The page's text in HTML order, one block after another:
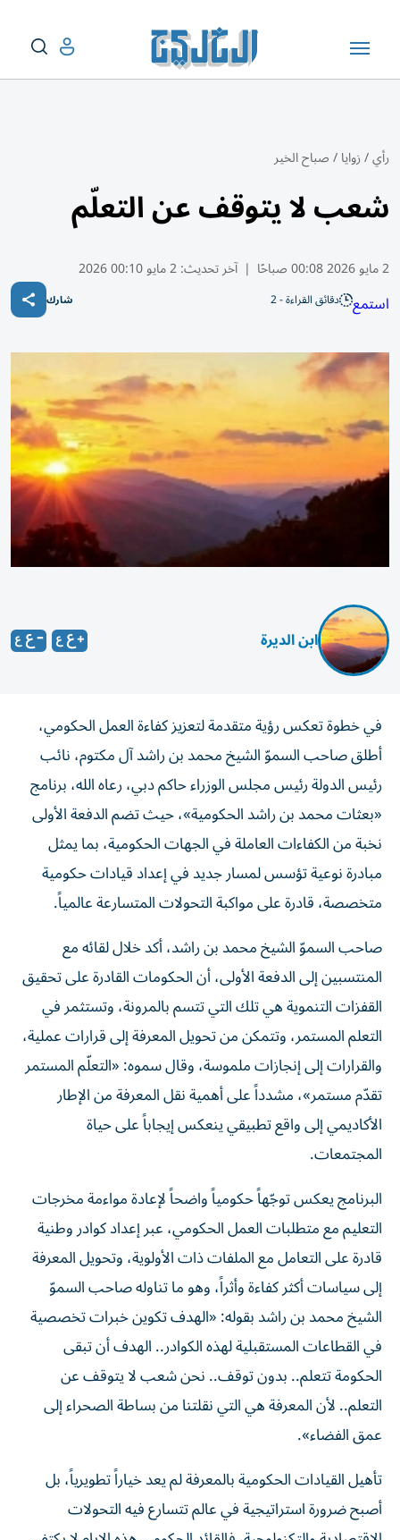
رأي/زوايا/صباح الخير
شعب لا يتوقف عن التعلّم
2 مايو 2026 00:08 صباحًا | آخر تحديث:2 مايو 00:10 2026
استمع دقائق القراءة - 2 شارك
ابن الديرة
في خطوة تعكس رؤية متقدمة لتعزيز كفاءة العمل الحكومي،
أطلق صاحب السموّ الشيخ محمد بن راشد آل مكتوم، نائب
رئيس الدولة رئيس مجلس الوزراء حاكم دبي، رعاه الله، برنامج
«بعثات محمد بن راشد الحكومية»، حيث تضم الدفعة الأولى
نخبة من الكفاءات العاملة في الجهات الحكومية، بما يمثل
مبادرة نوعية تؤسس لمسار جديد في إعداد قيادات حكومية
متخصصة، قادرة على مواكبة التحولات المتسارعة عالمياً.
صاحب السموّ الشيخ محمد بن راشد، أكد خلال لقائه مع
المنتسبين إلى الدفعة الأولى، أن الحكومات القادرة على تحقيق
القفزات التنموية هي تلك التي تتسم بالمرونة، وتستثمر في
التعلم المستمر، وتتمكن من تحويل المعرفة إلى قرارات عملية،
والقرارات إلى إنجازات ملموسة، وقال سموه: «التعلّم المستمر
تقدّم مستمر»، مشدداً على أهمية نقل المعرفة من الإطار
الأكاديمي إلى واقع تطبيقي ينعكس إيجاباً على حياة
المجتمعات.
البرنامج يعكس توجّهاً حكومياً واضحاً لإعادة مواءمة مخرجات
التعليم مع متطلبات العمل الحكومي، عبر إعداد كوادر وطنية
قادرة على التعامل مع الملفات ذات الأولوية، وتحويل المعرفة
إلى سياسات أكثر كفاءة وأثراً، وهو ما تناوله صاحب السموّ
الشيخ محمد بن راشد بقوله: «الهدف تكوين خبرات تخصصية
في القطاعات المستقبلية لهذه الكوادر.. الهدف أن تبقى
الحكومة تتعلم.. بدون توقف.. نحن شعب لا يتوقف عن
التعلم.. لأن المعرفة هي التي نقلتنا من بساطة الصحراء إلى
عمق الفضاء».
تأهيل القيادات الحكومية بالمعرفة لم يعد خياراً تطويرياً، بل
أصبح ضرورة استراتيجية في عالم تتسارع فيه التحولات